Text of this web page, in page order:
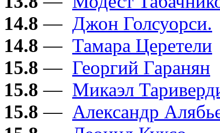
14.8 — Джон Голсуорси.
14.8 — Тамара Церетели
15.8 — Георгий Гаранян
15.8 — Микаэл
15.8 — Александр